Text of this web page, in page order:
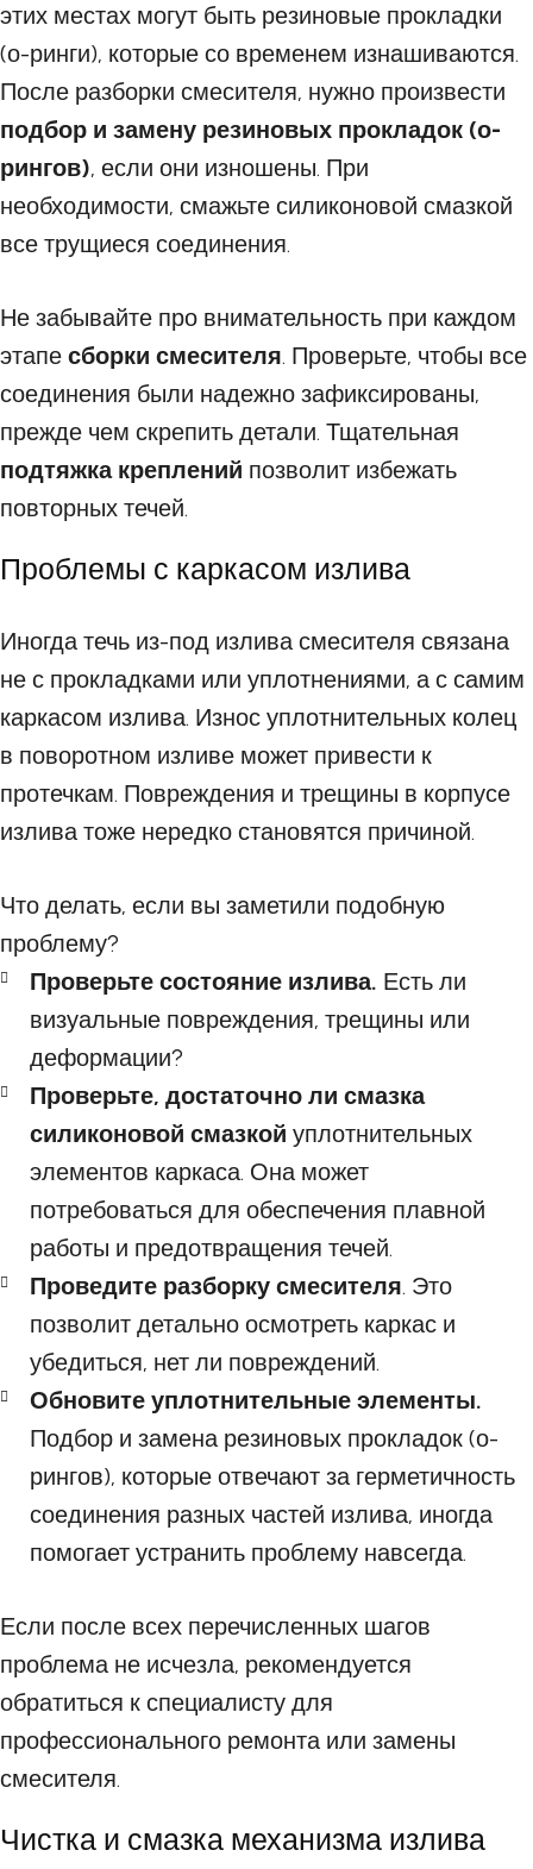
этих местах могут быть резиновые прокладки
(о-ринги), которые со временем изнашиваются.
После разборки смесителя, нужно произвести
подбор и замену резиновых прокладок (о-
рингов), если они изношены. При
необходимости, смажьте силиконовой смазкой
все трущиеся соединения.
Не забывайте про внимательность при каждом
этапе сборки смесителя. Проверьте, чтобы все
соединения были надежно зафиксированы,
прежде чем скрепить детали. Тщательная
подтяжка креплений позволит избежать
повторных течей.
Проблемы с каркасом излива
Иногда течь из-под излива смесителя связана
не с прокладками или уплотнениями, а с самим
каркасом излива. Износ уплотнительных колец
в поворотном изливе может привести к
протечкам. Повреждения и трещины в корпусе
излива тоже нередко становятся причиной.
Что делать, если вы заметили подобную
проблему?
Проверьте состояние излива. Есть ли
визуальные повреждения, трещины или
деформации?
Проверьте, достаточно ли смазка
силиконовой смазкой уплотнительных
элементов каркаса. Она может
потребоваться для обеспечения плавной
работы и предотвращения течей.
Проведите разборку смесителя. Это
позволит детально осмотреть каркас и
убедиться, нет ли повреждений.
Обновите уплотнительные элементы.
Подбор и замена резиновых прокладок (о-
рингов), которые отвечают за герметичность
соединения разных частей излива, иногда
помогает устранить проблему навсегда.
Если после всех перечисленных шагов
проблема не исчезла, рекомендуется
обратиться к специалисту для
профессионального ремонта или замены
смесителя.
Чистка и смазка механизма излива